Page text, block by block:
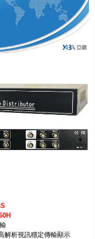
解析視訊穩定傳輸顯示